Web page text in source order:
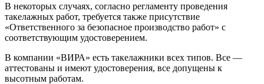
В некоторых случаях, согласно регламенту проведения
такелажных работ, требуется также присутствие
«Ответственного за безопасное производство работ» с
соответствующим удостоверением.
В компании «ВИРА» есть такелажники всех типов. Все —
аттестованы и имеют удостоверения, все допущены к
высотным работам.